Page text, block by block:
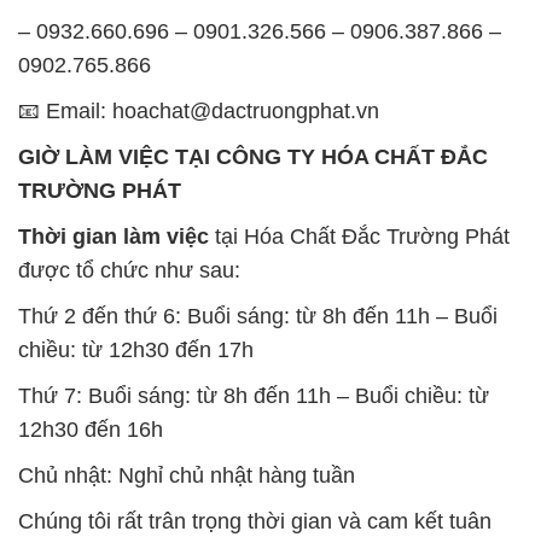
– 0932.660.696 – 0901.326.566 – 0906.387.866 –
0902.765.866
📧 Email: hoachat@dactruongphat.vn
GIỜ LÀM VIỆC TẠI CÔNG TY HÓA CHẤT ĐẮC
TRƯỜNG PHÁT
Thời gian làm việc tại Hóa Chất Đắc Trường Phát
được tổ chức như sau:
Thứ 2 đến thứ 6: Buổi sáng: từ 8h đến 11h – Buổi
chiều: từ 12h30 đến 17h
Thứ 7: Buổi sáng: từ 8h đến 11h – Buổi chiều: từ
12h30 đến 16h
Chủ nhật: Nghỉ chủ nhật hàng tuần
Chúng tôi rất trân trọng thời gian và cam kết tuân